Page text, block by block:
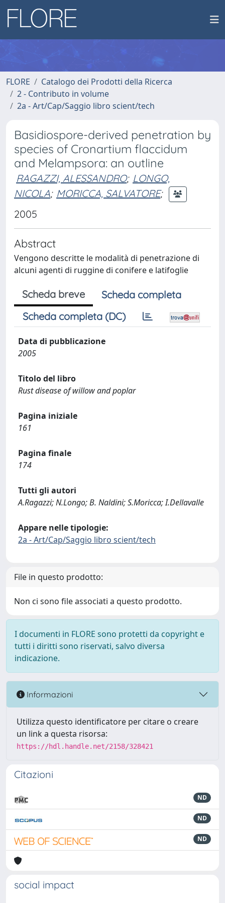
FLORE
Catalogo dei Prodotti della Ricerca
2 - Contributo in volume
2a - Art/Cap/Saggio libro scient/tech
Basidiospore-derived penetration by
species of Cronartium flaccidum
and Melampsora: an outline
RAGAZZI, ALESSANDRO; LONGO,
NICOLA; MORICCA, SALVATORE;
2005
Abstract
Vengono descritte le modalità di penetrazione di
alcuni agenti di ruggine di conifere e latifoglie
Scheda breve
Scheda completa
Scheda completa (DC)
Data di pubblicazione
2005
Titolo del libro
Rust disease of willow and poplar
Pagina iniziale
161
Pagina finale
174
Tutti gli autori
A.Ragazzi; N.Longo; B. Naldini; S.Moricca; I.Dellavalle
Appare nelle tipologie:
2a - Art/Cap/Saggio libro scient/tech
File in questo prodotto:
Non ci sono file associati a questo prodotto.
I documenti in FLORE sono protetti da copyright e
tutti i diritti sono riservati, salvo diversa
indicazione.
Informazioni
Utilizza questo identificatore per citare o creare
un link a questa risorsa:
https://hdl.handle.net/2158/328421
Citazioni
ND
ND
ND
social impact